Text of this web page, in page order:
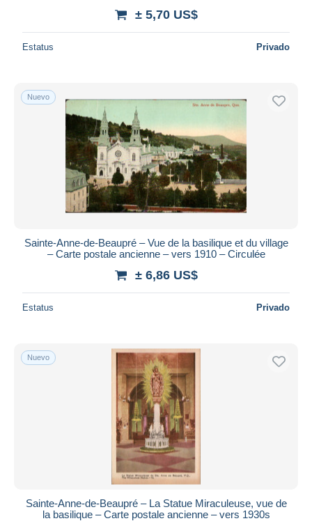
± 5,70 US$
Estatus Privado
Nuevo
Sainte-Anne-de-Beaupré – Vue de la basilique et du village
– Carte postale ancienne – vers 1910 – Circulée
± 6,86 US$
Estatus Privado
Nuevo
Sainte-Anne-de-Beaupré – La Statue Miraculeuse, vue de
la basilique – Carte postale ancienne – vers 1930s